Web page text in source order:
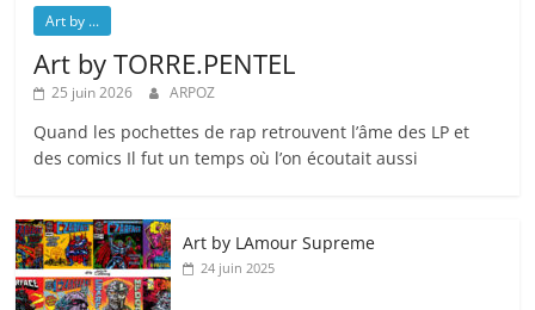
Art by ...
Art by TORRE.PENTEL
25 juin 2026 ARPOZ
Quand les pochettes de rap retrouvent l’âme des LP et
des comics Il fut un temps où l’on écoutait aussi
Art by LAmour Supreme
24 juin 2025